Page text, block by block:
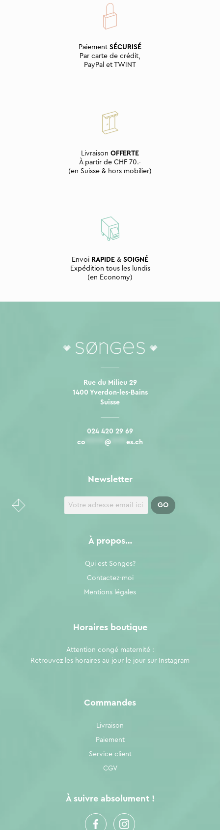
Paiement SÉCURISÉ
Par carte de crédit,
PayPal et TWINT
Livraison OFFERTE
À partir de CHF 70.-
(en Suisse & hors mobilier)
Envoi RAPIDE & SOIGNÉ
Expédition tous les lundis
(en Economy)
Rue du Milieu 29
1400 Yverdon-les-Bains
Suisse
024 420 29 69
co
@ es.ch
Commandes
Livraison
Paiement
Service client
CGV
À suivre absolument !
À propos…
Qui est Songes?
Contactez-moi
Mentions légales
Newsletter
Horaires boutique
Attention congé maternité :
Retrouvez les horaires au jour le jour sur
Instagram